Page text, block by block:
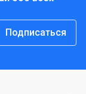
Подписаться